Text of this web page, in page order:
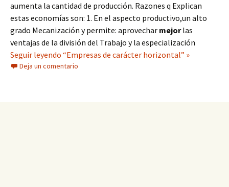
aumenta la cantidad de producción. Razones q Explican
estas economías son: 1. En el aspecto productivo,un alto
grado Mecanización y permite: aprovechar mejorlas
ventajas de la división del Trabajo y la especialización
Seguir leyendo “Empresas de carácter horizontal” »
Deja un comentario